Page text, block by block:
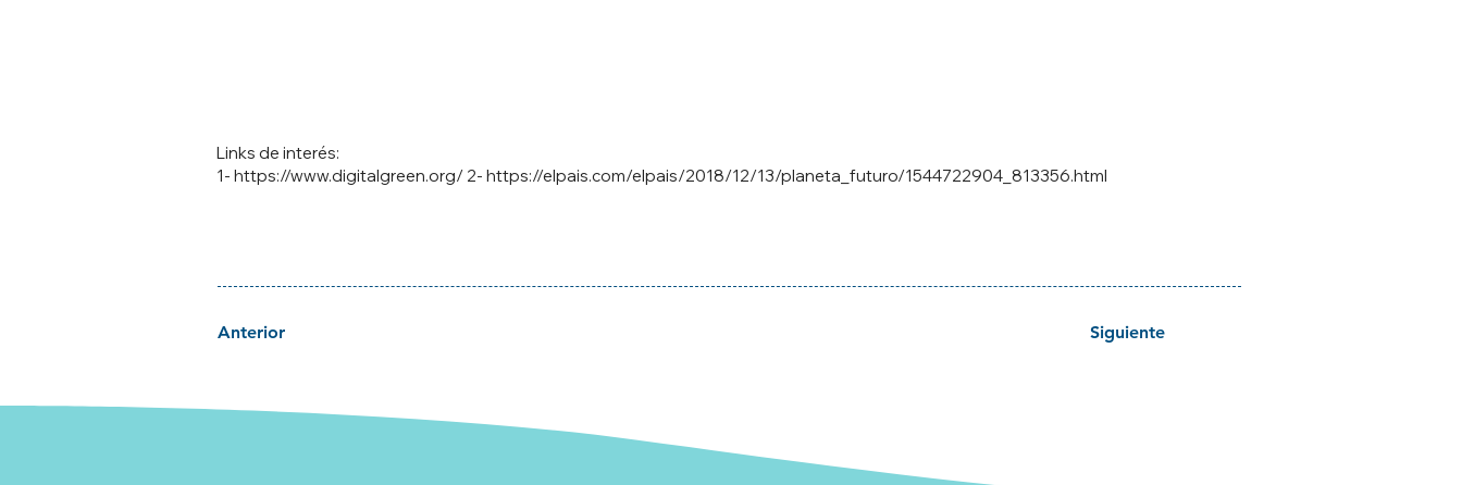
1- https://www.digitalgreen.org/2- https://elpais.com/elpais/2018/12/13/planeta_futuro/1544722904_813356.html
Links de interés:
Siguiente
Anterior